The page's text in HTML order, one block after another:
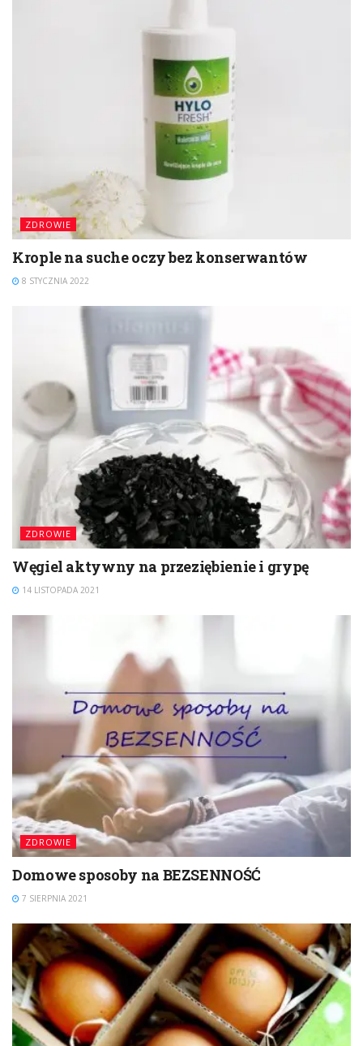
ZDROWIE
Krople na suche oczy bez konserwantów
8 STYCZNIA 2022
ZDROWIE
Węgiel aktywny na przeziębienie i grypę
14 LISTOPADA 2021
ZDROWIE
Domowe sposoby na BEZSENNOŚĆ
7 SIERPNIA 2021